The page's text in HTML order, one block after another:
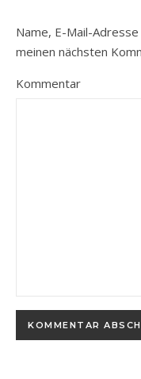
Name, E-Mail-
meinen nächsten
Kommentar